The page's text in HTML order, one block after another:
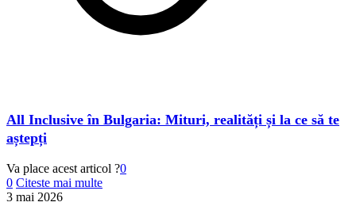
All Inclusive în Bulgaria: Mituri, realități și la ce să te
aștepți
Va place acest articol ?0
0 Citeste mai multe
3 mai 2026